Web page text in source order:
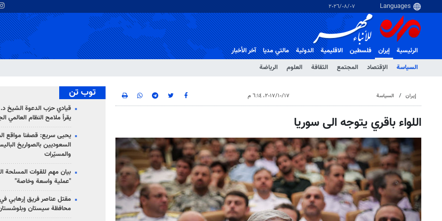
٠٧‏/٠٨‏/٢٠٢٦
الرئيسية
إيران
السياسة
الإقتصاد المجتمع الثقافة العلوم الرياضة
فلسطین الاقلیمیة الدولية مالتي مدیا آخر الأخبار
إيران السياسة ١٧‏/١٠‏/٢٠١٧، ٦:١٤ م
اللواء باقري يتوجه الى سوريا
توب تن
قيادي حزب الدعوة الشيخ
يقرأ ملامح النظام العالمي
يحيى سريع: قصفنا مواقع
السعوديين بالصواريخ
والمسيّرات
بيان مهم للقوات المسلحة
"عملية واسعة وخاصة"
مقتل عناصر فريق إرهابي
محافظة سيستان